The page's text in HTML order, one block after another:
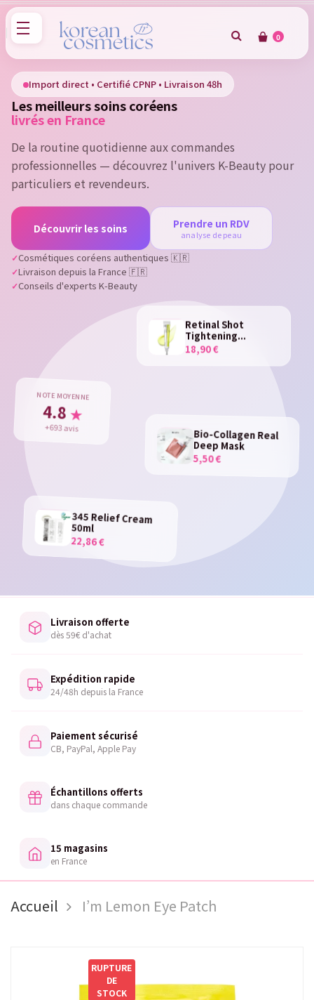
0
Import direct • Certifié CPNP • Livraison 48h
Les meilleurs soins coréens
livrés en France
De la routine quotidienne aux commandes
professionnelles — découvrez l'univers K-Beauty pour
particuliers et revendeurs.
Découvrir les soins Prendre un RDV
analyse de peau
Cosmétiques coréens authentiques 🇰🇷
Livraison depuis la France 🇫🇷
Conseils d'experts K-Beauty
Retinal Shot
Tightening...
18,90 €
345 Relief Cream
50ml
22,86 €
Bio-Collagen Real
Deep Mask
5,50 €
NOTE MOYENNE
4.8 ★
+693 avis
Livraison offerte
dès 59€ d'achat
Expédition rapide
24/48h depuis la France
Paiement sécurisé
CB, PayPal, Apple Pay
Échantillons offerts
dans chaque commande
15 magasins
en France
Accueil I’m Lemon Eye Patch
RUPTURE
DE
STOCK
Sign in
You need to be logged in to save products in your wish
list.
Cancel